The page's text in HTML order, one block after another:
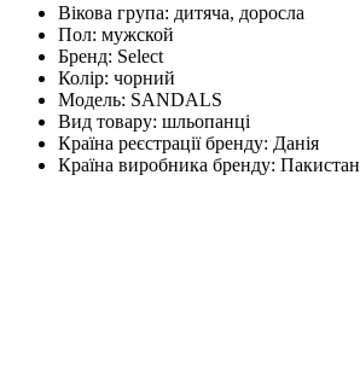
Вікова група: дитяча, доросла
Пол: мужской
Бренд: Select
Колір: чорний
Модель: SANDALS
Вид товару: шльопанці
Країна реєстрації бренду: Данія
Країна виробника бренду: Пакистан